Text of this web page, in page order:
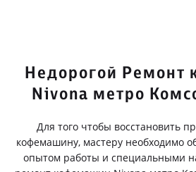
Недорогой Ремонт
Nivona метро
Для того чтобы восстановить
кофемашину, мастеру необходимо
опытом работы и специальными